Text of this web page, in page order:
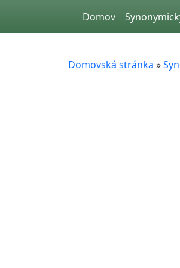
Domov
Domovská stránka »